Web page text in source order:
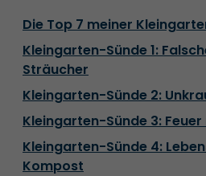
Die Top 7 meiner
Kleingarten-Sünde 1:
Sträucher
Kleingarten-Sünde 2:
Kleingarten-Sünde 3:
Kleingarten-Sünde 4:
Kompost